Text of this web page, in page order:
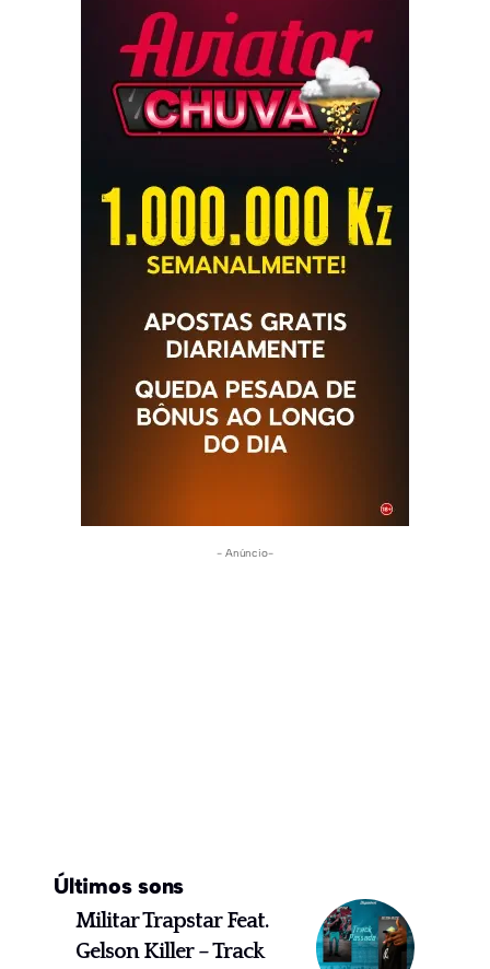
- Anúncio-
Últimos sons
Militar Trapstar Feat.
Gelson Killer – Track